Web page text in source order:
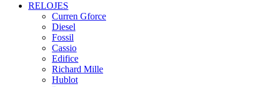
RELOJES
Curren Gforce
Diesel
Fossil
Cassio
Edifice
Richard Mille
Hublot